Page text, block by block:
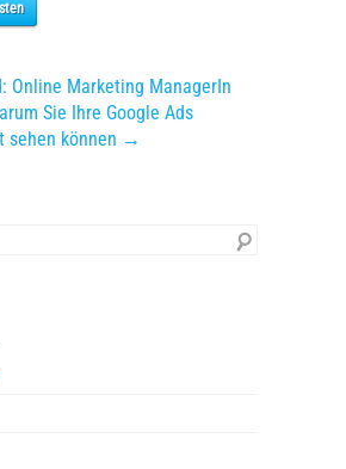
Online Marketing ManagerIn
Sie Ihre Google Ads
sehen können →